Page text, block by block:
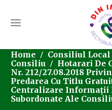
Home Consiliul Local
Consiliu
Hotarari De
Nr. 212/27.08.2018
Predarea Cu Titlu
Centralizare Informații
Subordonate Ale